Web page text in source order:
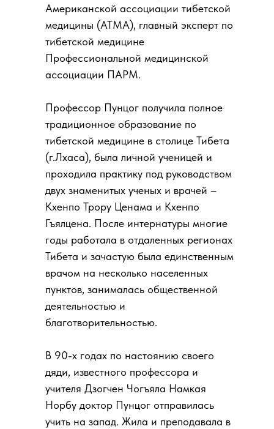
Американской ассоциации тибетской
медицины (АТМА), главный эксперт по
тибетской медицине
Профессиональной медицинской
ассоциации ПАРМ.
Профессор Пунцог получила полное
традиционное образование по
тибетской медицине в столице Тибета
(г.Лхаса), была личной ученицей и
проходила практику под руководством
двух знаменитых ученых и врачей –
Кхенпо Трору Ценама и Кхенпо
Гъялцена. После интернатуры многие
годы работала в отдаленных регионах
Тибета и зачастую была единственным
врачом на несколько населенных
пунктов, занималась общественной
деятельностью и
благотворительностью.
В 90-х годах по настоянию своего
дяди, известного профессора и
учителя Дзогчен Чогъяла Намкая
Норбу доктор Пунцог отправилась
учить на запад. Жила и преподавала в